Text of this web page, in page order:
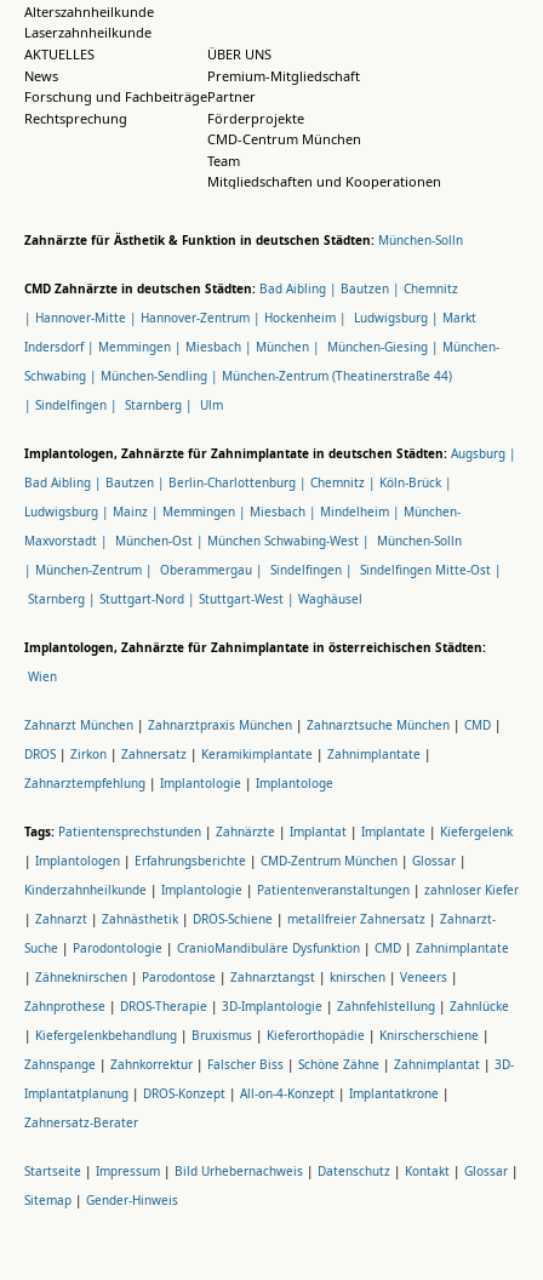
Alterszahnheilkunde
Laserzahnheilkunde
AKTUELLES
News
Forschung und Fachbeiträge
Rechtsprechung
ÜBER UNS
Premium-Mitgliedschaft
Partner
Förderprojekte
CMD-Centrum München
Team
Mitgliedschaften und Kooperationen
Zahnärzte für Ästhetik & Funktion in deutschen Städten: München-Solln
CMD Zahnärzte in deutschen Städten: Bad Aibling | Bautzen | Chemnitz
| Hannover-Mitte | Hannover-Zentrum | Hockenheim | Ludwigsburg | Markt
Indersdorf | Memmingen | Miesbach | München | München-Giesing | München-
Schwabing | München-Sendling | München-Zentrum (Theatinerstraße 44)
| Sindelfingen | Starnberg | Ulm
Implantologen, Zahnärzte für Zahnimplantate in deutschen Städten: Augsburg |
Bad Aibling | Bautzen | Berlin-Charlottenburg | Chemnitz | Köln-Brück |
Ludwigsburg | Mainz | Memmingen | Miesbach | Mindelheim | München-
Maxvorstadt |
München-Ost | München Schwabing-West |
München-Solln
| München-Zentrum | Oberammergau | Sindelfingen | Sindelfingen Mitte-Ost |
Starnberg | Stuttgart-Nord | Stuttgart-West | Waghäusel
Implantologen, Zahnärzte für Zahnimplantate in österreichischen Städten:
Wien
Zahnarzt München | Zahnarztpraxis München | Zahnarztsuche München | CMD |
DROS | Zirkon | Zahnersatz | Keramikimplantate | Zahnimplantate |
Zahnarztempfehlung | Implantologie | Implantologe
Tags: Patientensprechstunden | Zahnärzte | Implantat | Implantate | Kiefergelenk
| Implantologen | Erfahrungsberichte | CMD-Zentrum München | Glossar |
Kinderzahnheilkunde | Implantologie | Patientenveranstaltungen | zahnloser Kiefer
| Zahnarzt | Zahnästhetik | DROS-Schiene | metallfreier Zahnersatz | Zahnarzt-
Suche | Parodontologie | CranioMandibuläre Dysfunktion | CMD | Zahnimplantate
| Zähneknirschen | Parodontose | Zahnarztangst | knirschen | Veneers |
Zahnprothese | DROS-Therapie | 3D-Implantologie | Zahnfehlstellung | Zahnlücke
| Kiefergelenkbehandlung | Bruxismus | Kieferorthopädie | Knirscherschiene |
Zahnspange | Zahnkorrektur | Falscher Biss | Schöne Zähne | Zahnimplantat | 3D-
Implantatplanung | DROS-Konzept | All-on-4-Konzept | Implantatkrone |
Zahnersatz-Berater
Startseite | Impressum | Bild Urhebernachweis | Datenschutz | Kontakt | Glossar |
Sitemap | Gender-Hinweis